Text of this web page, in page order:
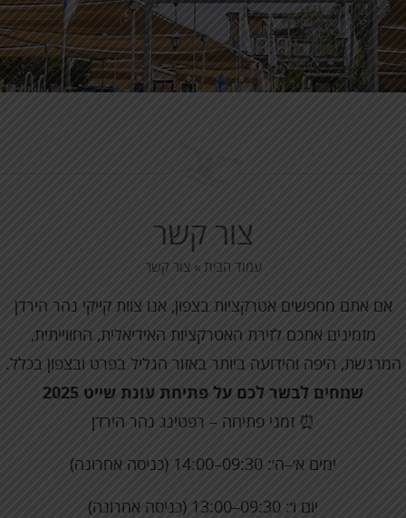
צור קשר
עמוד הבית » צור קשר
אם אתם מחפשים אטרקציות בצפון, אנו צוות קייקי נהר הירדן
מזמינים אתכם לזירת האטרקציות האידיאלית, החווייתית,
המרגשת, היפה והידועה ביותר באזור הגליל בפרט ובצפון בכלל.
שמחים לבשר לכם על פתיחת עונת שייט 2025
⏰ זמני פתיחה – רפטינג נהר הירדן
ימים א׳–ה׳: 09:30–14:00 (כניסה אחרונה)
יום ו׳: 09:30–13:00 (כניסה אחרונה)